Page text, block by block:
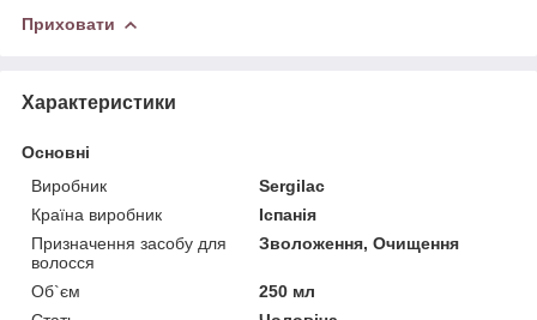
Приховати
Характеристики
Основні
Виробник
Sergilac
Країна виробник
Іспанія
Призначення засобу для
волосся
Зволоження, Очищення
Об`єм
250 мл